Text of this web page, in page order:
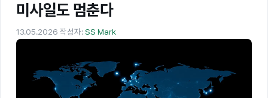
미사일도 멈춘다
13.05.2026 작성자:SS Mark